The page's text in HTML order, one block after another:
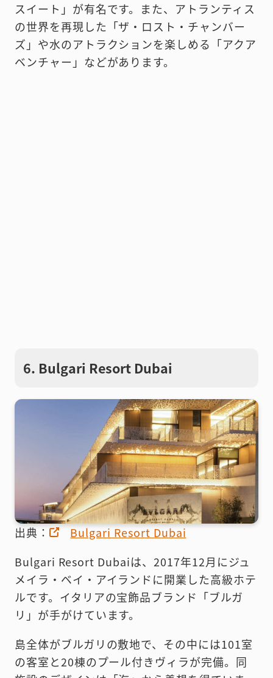
スイート」が有名です。また、アトランティス
の世界を再現した「ザ・ロスト・チャンバー
ズ」や水のアトラクションを楽しめる「アクア
ベンチャー」などがあります。
6. Bulgari Resort Dubai
出典：
Bulgari Resort Dubai
Bulgari Resort Dubaiは、2017年12月にジュ
メイラ・ベイ・アイランドに開業した高級ホテ
ルです。イタリアの宝飾品ブランド「ブルガ
リ」が手がけています。
島全体がブルガリの敷地で、その中には101室
の客室と20棟のプール付きヴィラが完備。同